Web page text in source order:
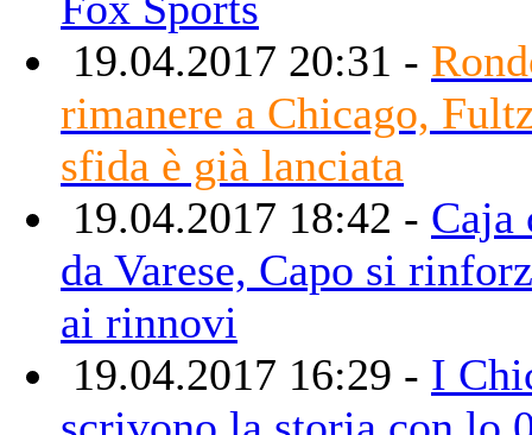
19.04.2017 20:31 -
rimanere a Chicago,
sfida è già lanciata
19.04.2017 18:42 - Caja
da Varese, Capo si
ai rinnovi
19.04.2017 16:29 - I